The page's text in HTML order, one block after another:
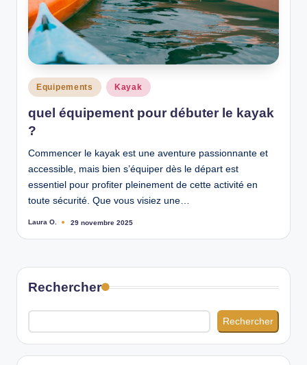
Posted
in
Equipements Kayak
quel équipement pour débuter le kayak
?
Commencer le kayak est une aventure passionnante et
accessible, mais bien s’équiper dès le départ est
essentiel pour profiter pleinement de cette activité en
toute sécurité. Que vous visiez une…
Ecrit
Laura O. 29 novembre 2025
Rechercher
Rechercher